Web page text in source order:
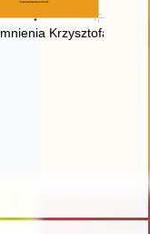
"Hanki" :
Krzysztofa